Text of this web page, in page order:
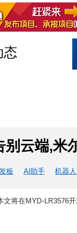
态
云端,米
板 AI助手 机器人
将在MYD-LR3576